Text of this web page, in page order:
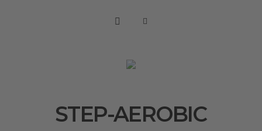
STEP-AEROBIC